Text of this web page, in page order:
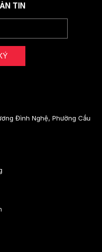
TIN
Đình Nghệ, Phường Cầu